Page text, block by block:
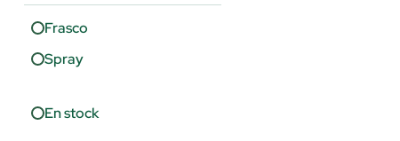
Frasco
Spray
En stock